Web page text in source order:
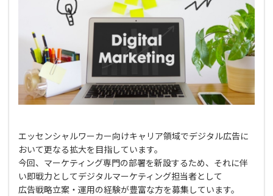
エッセンシャルワーカー向けキャリア領域でデジタル広告に
おいて更なる拡大を目指しています。
今回、マーケティング専門の部署を新設するため、それに伴
い即戦力としてデジタルマーケティング担当者として
広告戦略立案・運用の経験が豊富な方を募集しています。